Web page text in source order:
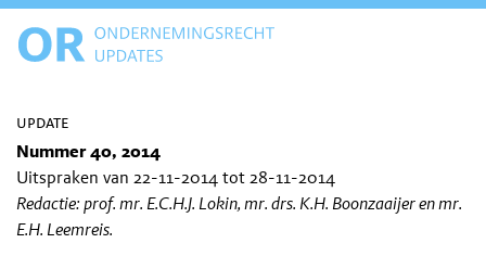
update
Nummer 40, 2014
Uitspraken van 22-11-2014 tot 28-11-2014
Redactie: prof. mr. E.C.H.J. Lokin, mr. drs. K.H. Boonzaaijer en mr.
E.H. Leemreis.